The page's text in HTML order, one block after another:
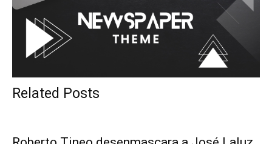
Related Posts